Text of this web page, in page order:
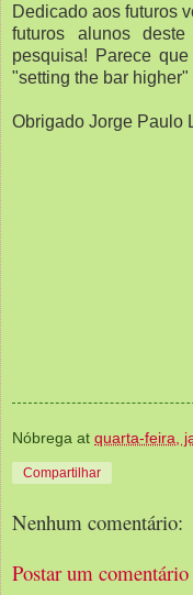
Dedicado aos futuros
futuros alunos
pesquisa! Parece
"setting the bar
Obrigado Jorge Paulo
Nóbrega at quarta-feira,
Compartilhar
Nenhum comentário:
Postar um comentário